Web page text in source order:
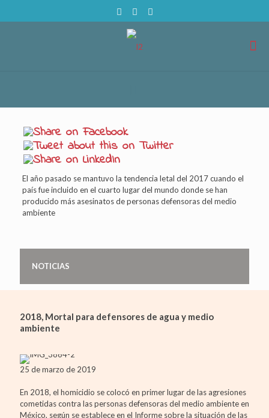
El año pasado se mantuvo la tendencia letal del 2017 cuando el
país fue incluido en el cuarto lugar del mundo donde se han
producido más asesinatos de personas defensoras del medio
ambiente
NOTICIAS
2018, Mortal para defensores de agua y medio
ambiente
25 de marzo de 2019
En 2018, el homicidio se colocó en primer lugar de las agresiones
cometidas contra las personas defensoras del medio ambiente en
México, según se establece en el Informe sobre la situación de las